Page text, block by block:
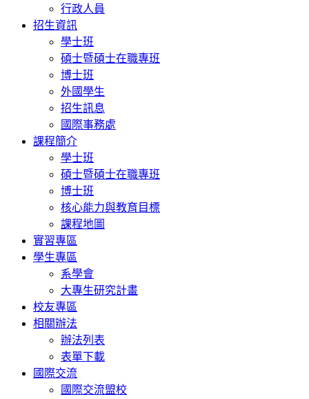
行政人員
招生資訊
學士班
碩士暨碩士在職專班
博士班
外國學生
招生訊息
國際事務處
課程簡介
學士班
碩士暨碩士在職專班
博士班
核心能力與教育目標
課程地圖
實習專區
學生專區
系學會
大專生研究計畫
校友專區
相關辦法
辦法列表
表單下載
國際交流
國際交流盟校